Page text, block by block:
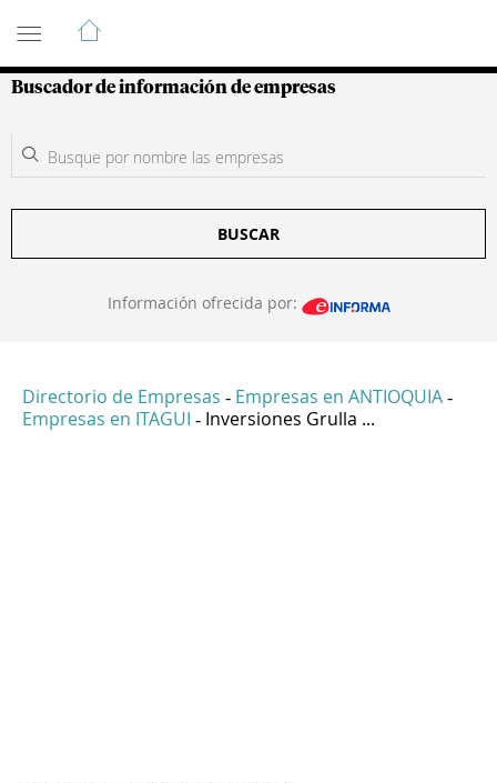
Guía de Empresas Colombianas
Buscador de información de empresas
BUSCAR
Información ofrecida por:
Directorio de Empresas - Empresas en ANTIOQUIA -
Empresas en ITAGUI - Inversiones Grulla ...